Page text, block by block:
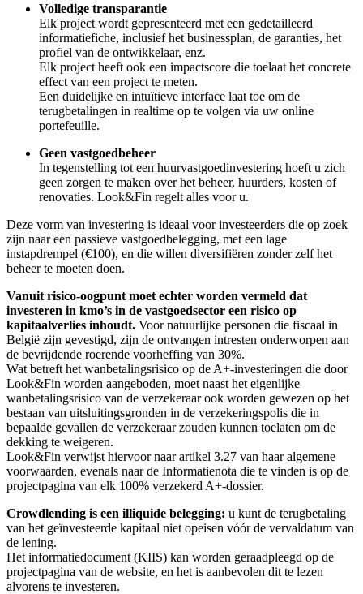
Volledige transparantie
Elk project wordt gepresenteerd met een gedetailleerd
informatiefiche, inclusief het businessplan, de garanties, het
profiel van de ontwikkelaar, enz.
Elk project heeft ook een impactscore die toelaat het concrete
effect van een project te meten.
Een duidelijke en intuïtieve interface laat toe om de
terugbetalingen in realtime op te volgen via uw online
portefeuille.
Geen vastgoedbeheer
In tegenstelling tot een huurvastgoedinvestering hoeft u zich
geen zorgen te maken over het beheer, huurders, kosten of
renovaties. Look&Fin regelt alles voor u.
Deze vorm van investering is ideaal voor investeerders die op zoek
zijn naar een passieve vastgoedbelegging, met een lage
instapdrempel (€100), en die willen diversifiëren zonder zelf het
beheer te moeten doen.
Vanuit risico-oogpunt moet echter worden vermeld dat
investeren in kmo’s in de vastgoedsector een risico op
kapitaalverlies inhoudt. Voor natuurlijke personen die fiscaal in
België zijn gevestigd, zijn de ontvangen intresten onderworpen aan
de bevrijdende roerende voorheffing van 30%.
Wat betreft het wanbetalingsrisico op de A+-investeringen die door
Look&Fin worden aangeboden, moet naast het eigenlijke
wanbetalingsrisico van de verzekeraar ook worden gewezen op het
bestaan van uitsluitingsgronden in de verzekeringspolis die in
bepaalde gevallen de verzekeraar zouden kunnen toelaten om de
dekking te weigeren.
Look&Fin verwijst hiervoor naar artikel 3.27 van haar algemene
voorwaarden, evenals naar de Informatienota die te vinden is op de
projectpagina van elk 100% verzekerd A+-dossier.
Crowdlending is een illiquide belegging: u kunt de terugbetaling
van het geïnvesteerde kapitaal niet opeisen vóór de vervaldatum van
de lening.
Het informatiedocument (KIIS) kan worden geraadpleegd op de
projectpagina van de website, en het is aanbevolen dit te lezen
alvorens te investeren.